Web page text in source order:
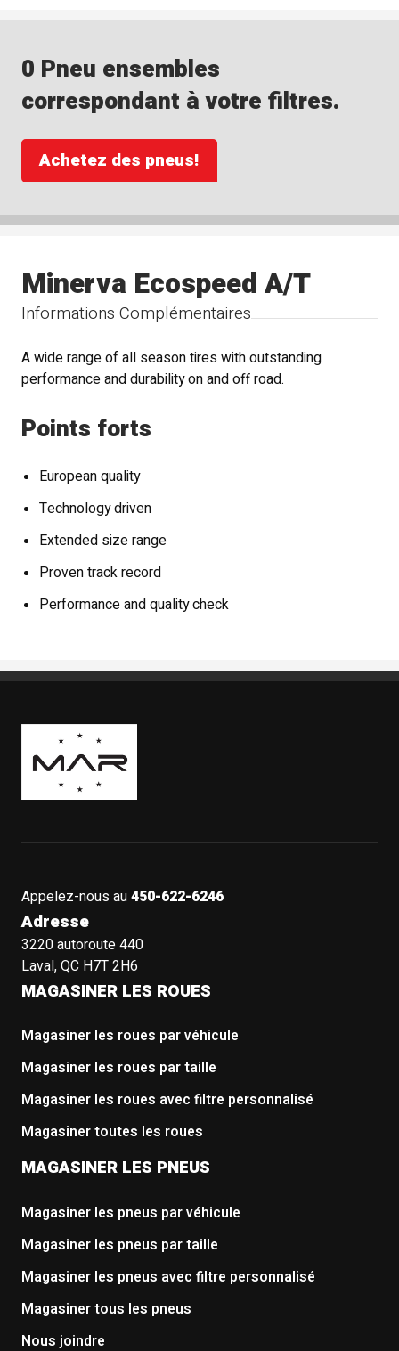
0 Pneu ensembles
correspondant à votre filtres.
Achetez des pneus!
Informations Complémentaires
Minerva Ecospeed A/T
A wide range of all season tires with outstanding
performance and durability on and off road.
Points forts
European quality
Technology driven
Extended size range
Proven track record
Performance and quality check
Boutique Mags à Rabais
Appelez-nous au450-622-6246
Adresse
3220 autoroute 440
Laval, QC H7T 2H6
MAGASINER LES ROUES
Magasiner les roues par véhicule
Magasiner les roues par taille
Magasiner les roues avec filtre personnalisé
Magasiner toutes les roues
MAGASINER LES PNEUS
Magasiner les pneus par véhicule
Magasiner les pneus par taille
Magasiner les pneus avec filtre personnalisé
Magasiner tous les pneus
Nous joindre